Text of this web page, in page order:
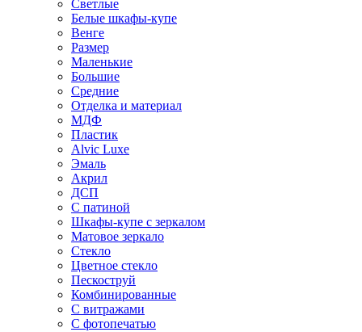
Светлые
Белые шкафы-купе
Венге
Размер
Маленькие
Большие
Средние
Отделка и материал
МДФ
Пластик
Alvic Luxe
Эмаль
Акрил
ДСП
С патиной
Шкафы-купе с зеркалом
Матовое зеркало
Стекло
Цветное стекло
Пескоструй
Комбинированные
С витражами
С фотопечатью